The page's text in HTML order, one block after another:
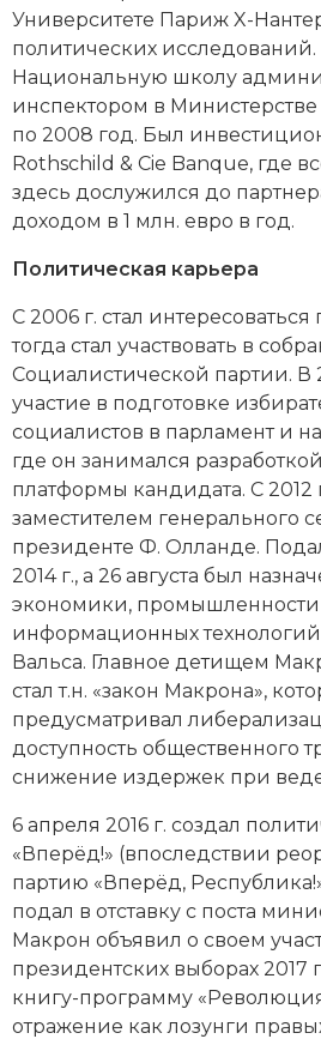
История материальной и
История международных
История, философия, теория
исторического знания
Итория международных
Латинская Америка
Новейшая история
Нумизматика
Образование
Общественные объединения
Политическая история
Революции и народные
Религия и церковь
Россия
Социально-экономическая
Специальные исторические
СССР
Южная Америка
Университете Париж X-
политических исследований.
Национальную школу
инспектором в
по 2008 год. Был
Rothschild & Cie Banque, где
здесь дослужился до
доходом в 1 млн. евро в год.
Политическая карьера
С 2006 г. стал
тогда стал участвовать в
Социалистической партии. В
участие в подготовке
социалистов в парламент и
где он занимался
платформы кандидата. С 2012
заместителем генерального
президенте Ф. Олланде.
2014 г., а 26 августа был
экономики,
информационных технологий
Вальса. Главное детищем
стал т.н. «закон Макрона»,
предусматривал
доступность общественного
снижение издержек при
6 апреля 2016 г. создал
«Вперёд!» (впоследствии
партию «Вперёд,
подал в отставку с поста
Макрон объявил о своем
президентских выборах 2017
книгу-программу
отражение как лозунги